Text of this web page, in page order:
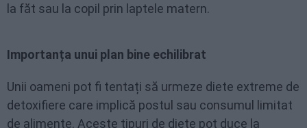
la făt sau la copil prin laptele matern.
Importanța unui plan bine echilibrat
Unii oameni pot fi tentați să urmeze diete extreme de
detoxifiere care implică postul sau consumul limitat
de alimente. Aceste tipuri de diete pot duce la